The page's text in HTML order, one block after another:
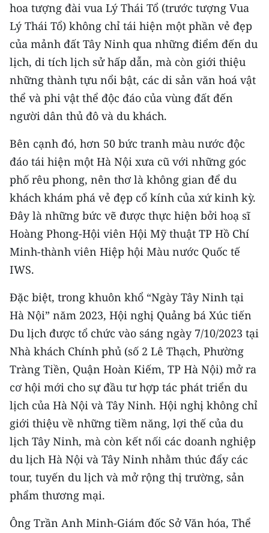
hoa tượng đài vua Lý Thái Tổ (trước tượng Vua
Lý Thái Tổ) không chỉ tái hiện một phần vẻ đẹp
của mảnh đất Tây Ninh qua những điểm đến du
lịch, di tích lịch sử hấp dẫn, mà còn giới thiệu
những thành tựu nổi bật, các di sản văn hoá vật
thể và phi vật thể độc đáo của vùng đất đến
người dân thủ đô và du khách.
Bên cạnh đó, hơn 50 bức tranh màu nước độc
đáo tái hiện một Hà Nội xưa cũ với những góc
phố rêu phong, nên thơ là không gian để du
khách khám phá vẻ đẹp cổ kính của xứ kinh kỳ.
Đây là những bức vẽ được thực hiện bởi hoạ sĩ
Hoàng Phong-Hội viên Hội Mỹ thuật TP Hồ Chí
Minh-thành viên Hiệp hội Màu nước Quốc tế
IWS.
Đặc biệt, trong khuôn khổ “Ngày Tây Ninh tại
Hà Nội” năm 2023, Hội nghị Quảng bá Xúc tiến
Du lịch được tổ chức vào sáng ngày 7/10/2023 tại
Nhà khách Chính phủ (số 2 Lê Thạch, Phường
Tràng Tiền, Quận Hoàn Kiếm, TP Hà Nội) mở ra
cơ hội mới cho sự đầu tư hợp tác phát triển du
lịch của Hà Nội và Tây Ninh. Hội nghị không chỉ
giới thiệu về những tiềm năng, lợi thế của du
lịch Tây Ninh, mà còn kết nối các doanh nghiệp
du lịch Hà Nội và Tây Ninh nhằm thúc đẩy các
tour, tuyến du lịch và mở rộng thị trường, sản
phẩm thương mại.
Ông Trần Anh Minh-Giám đốc Sở Văn hóa, Thể